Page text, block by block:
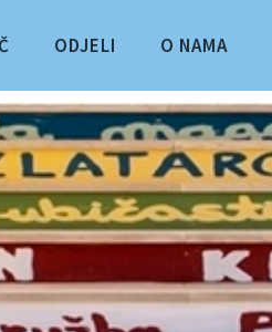
ODJELI O NAMA